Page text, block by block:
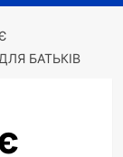
БАТЬКІВ